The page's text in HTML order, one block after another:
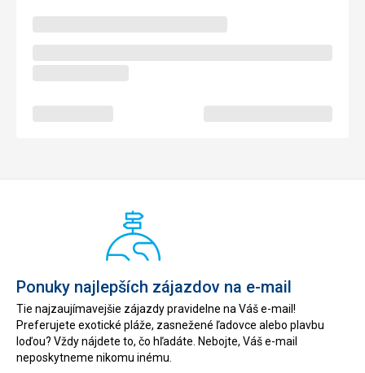
Ponuky najlepších zájazdov na e-mail
Tie najzaujímavejšie zájazdy pravidelne na Váš e-mail!
Preferujete exotické pláže, zasnežené ľadovce alebo plavbu
loďou? Vždy nájdete to, čo hľadáte. Nebojte, Váš e-mail
neposkytneme nikomu inému.